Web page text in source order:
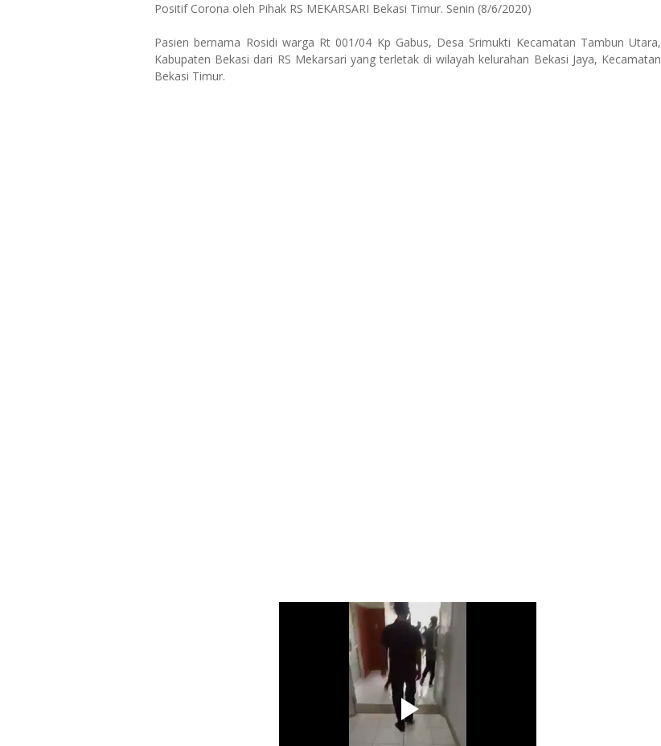
Positif Corona oleh Pihak RS MEKARSARI Bekasi Timur. Senin (8/6/2020)
Pasien bernama Rosidi warga Rt 001/04 Kp Gabus, Desa Srimukti Kecamatan Tambun Utara,
Kabupaten Bekasi dari RS Mekarsari yang terletak di wilayah kelurahan Bekasi Jaya, Kecamatan
Bekasi Timur.